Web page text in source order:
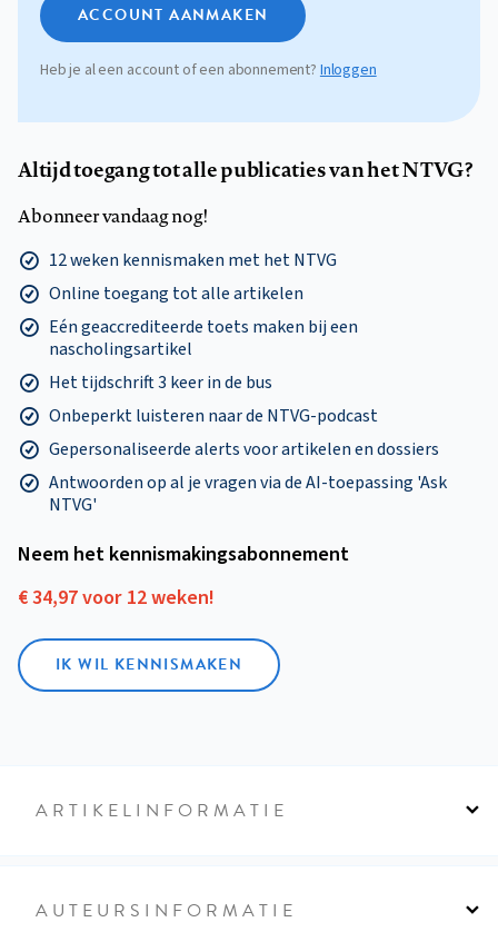
ACCOUNT AANMAKEN
Heb je al een account of een abonnement? Inloggen
Altijd toegang tot alle publicaties van het NTVG?
Abonneer vandaag nog!
12 weken kennismaken met het NTVG
Online toegang tot alle artikelen
Eén geaccrediteerde toets maken bij een
nascholingsartikel
Het tijdschrift 3 keer in de bus
Onbeperkt luisteren naar de NTVG-podcast
Gepersonaliseerde alerts voor artikelen en dossiers
Antwoorden op al je vragen via de AI-toepassing 'Ask
NTVG'
Neem het kennismakings­abonnement
€ 34,97 voor 12 weken!
IK WIL KENNISMAKEN
ARTIKELINFORMATIE
AUTEURSINFORMATIE